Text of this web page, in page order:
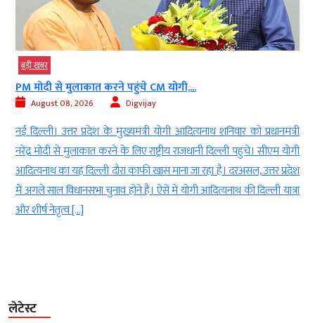
बड़ी खबर
PM मोदी से मुलाकात करने पहुंचे CM योगी,...
August 08, 2026 Digvijay
नई दिल्ली। उत्तर प्रदेश के मुख्यमंत्री योगी आदित्यनाथ शनिवार को प्रधानमंत्री
नरेंद्र मोदी से मुलाकात करने के लिए राष्ट्रीय राजधानी दिल्ली पहुंचे। सीएम योगी
आदित्यनाथ का यह दिल्ली दौरा काफी खास माना जा रहा है। दरअसल, उत्तर प्रदेश
में अगले साल विधानसभा चुनाव होने हैं। ऐसे में योगी आदित्यनाथ की दिल्ली यात्रा
और शीर्ष नेतृत्व […]
लेटेस्ट